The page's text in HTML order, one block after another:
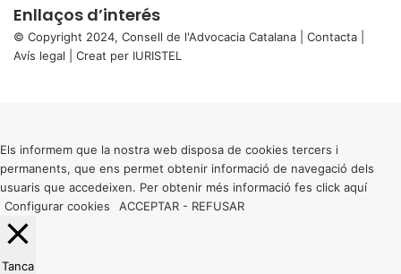
Enllaços d’interés
© Copyright 2024, Consell de l'Advocacia Catalana | Contacta
Avís legal | Creat per IURISTEL
button
Els informem que la nostra web disposa de cookies tercers i
permanents, que ens permet obtenir informació de navegació dels
usuaris que accedeixen. Per obtenir més informació fes click aquí
Configurar cookies
ACCEPTAR - REFUSAR
Tanca